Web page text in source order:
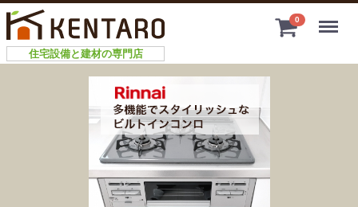
住宅設備と建材の専門店
0 Menu